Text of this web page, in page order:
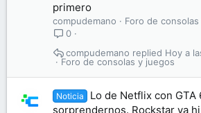
primero
compudemano
Foro de
0
Foro de consolas y juegos
Hoy a
compudemano
Noticia
Lo de Netflix con GTA
sorprendernos. Rockstar ya